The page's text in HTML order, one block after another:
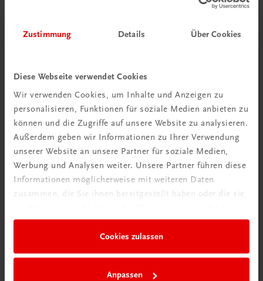
Zustimmung Details Über Cookies
Diese Webseite verwendet Cookies
Wir verwenden Cookies, um Inhalte und Anzeigen zu
personalisieren, Funktionen für soziale Medien anbieten zu
können und die Zugriffe auf unsere Website zu analysieren.
Außerdem geben wir Informationen zu Ihrer Verwendung
unserer Website an unsere Partner für soziale Medien,
Werbung und Analysen weiter. Unsere Partner führen diese
Informationen möglicherweise mit weiteren Daten
zusammen, die Sie ihnen bereitgestellt haben oder die sie
Cookies zulassen
Anpassen
Schon entdeckt?
Ratgeber Schulpraxis
Mehr dazu